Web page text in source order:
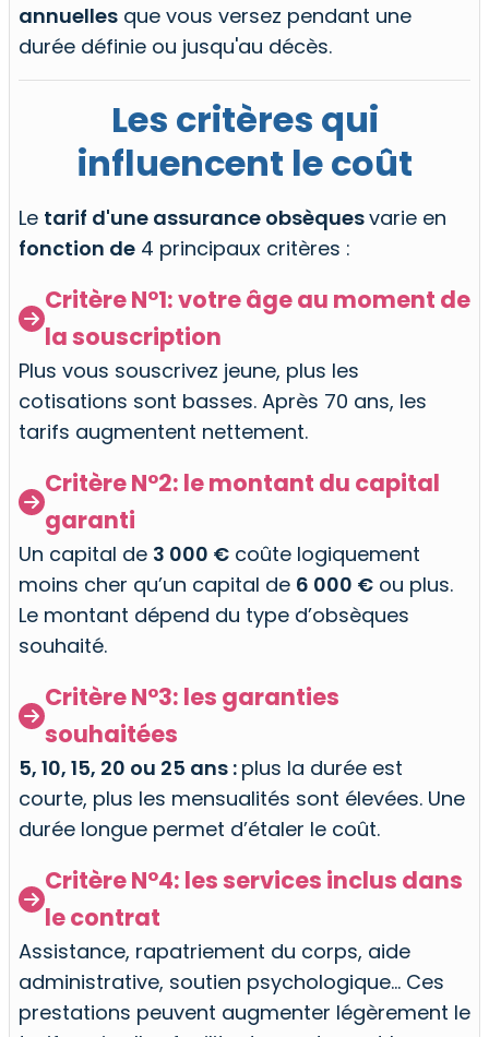
annuelles que vous versez pendant une
durée définie ou jusqu'au décès.
Les critères qui
influencent le coût
Le tarif d'une assurance obsèquesvarie en
fonction de 4 principaux critères :

Critère N°1: votre âge au moment de
la souscription
Plus vous souscrivez jeune, plus les
cotisations sont basses. Après 70 ans, les
tarifs augmentent nettement.

Critère N°2: le montant du capital
garanti
Un capital de 3 000 € coûte logiquement
moins cher qu’un capital de 6 000 € ou plus.
Le montant dépend du type d’obsèques
souhaité.

Critère N°3: les garanties
souhaitées
5, 10, 15, 20 ou 25 ans : plus la durée est
courte, plus les mensualités sont élevées. Une
durée longue permet d’étaler le coût.

Critère N°4: les services inclus dans
le contrat
Assistance, rapatriement du corps, aide
administrative, soutien psychologique… Ces
prestations peuvent augmenter légèrement le